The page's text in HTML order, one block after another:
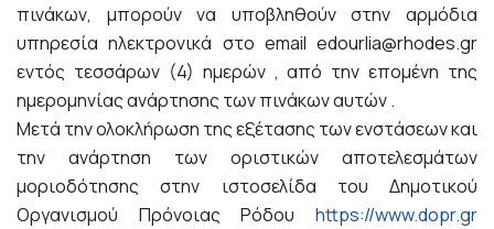
πινάκων, μπορούν να υποβληθούν στην αρμόδια
υπηρεσία ηλεκτρονικά στο email edourlia@rhodes.gr
εντός τεσσάρων (4) ημερών , από την επομένη της
ημερομηνίας ανάρτησης των πινάκων αυτών .
Μετά την ολοκλήρωση της εξέτασης των ενστάσεων και
την ανάρτηση των οριστικών αποτελεσμάτων
μοριοδότησης στην ιστοσελίδα του Δημοτικού
Οργανισμού Πρόνοιας Ρόδου https://www.dopr.gr